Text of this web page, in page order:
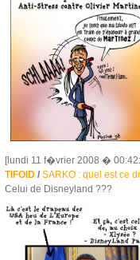
[lundi 11 f�vrier 2008 �
TIFOID/ SARKO : quel est ce
Celui de Disneyland ???